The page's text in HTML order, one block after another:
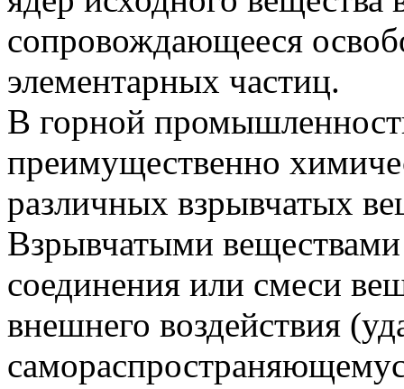
сопровождающееся
элементарных частиц.
В горной
преимущественно
различных взрывчатых
Взрывчатыми
соединения или смеси
внешнего воздействия